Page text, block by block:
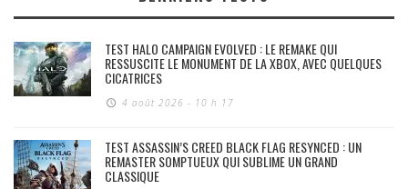
TEST HALO CAMPAIGN EVOLVED : LE REMAKE QUI
RESSUSCITE LE MONUMENT DE LA XBOX, AVEC QUELQUES
CICATRICES
4 août 2026 - 10 h 17
TEST ASSASSIN’S CREED BLACK FLAG RESYNCED : UN
REMASTER SOMPTUEUX QUI SUBLIME UN GRAND
CLASSIQUE